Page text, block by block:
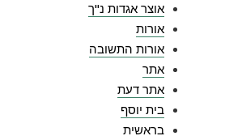
אוצר אגדות נ"ך
אורות
אורות התשובה
אתר
אתר דעת
בית יוסף
בראשית